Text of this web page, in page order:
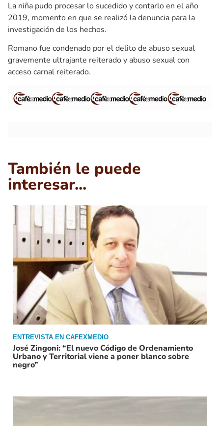
La niña pudo procesar lo sucedido y contarlo en el año
2019, momento en que se realizó la denuncia para la
investigación de los hechos.
Romano fue condenado por el delito de abuso sexual
gravemente ultrajante reiterado y abuso sexual con
acceso carnal reiterado.
También le puede
interesar...
ENTREVISTA EN CAFEXMEDIO
José Zingoni: “El nuevo Código de Ordenamiento
Urbano y Territorial viene a poner blanco sobre
negro”